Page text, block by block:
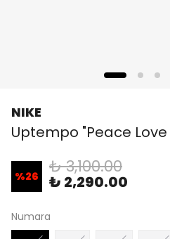
NIKE
Uptempo "Peace Love
%26 ₺ 3,100.00
₺ 2,290.00
Numara